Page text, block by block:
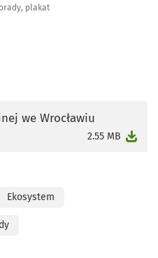
plakat
we Wrocławiu
2.55 MB
Ekosystem